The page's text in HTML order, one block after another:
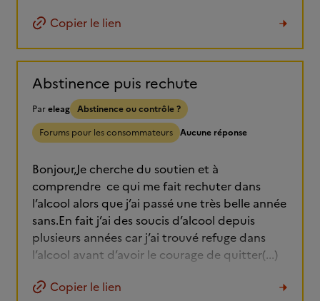
Copier le lien
Abstinence puis rechute
Pareleag Abstinence ou contrôle ?
Forums pour les consommateurs Aucune réponse
Bonjour,Je cherche du soutien et à
comprendre ce qui me fait rechuter dans
l’alcool alors que j’ai passé une très belle année
sans.En fait j’ai des soucis d’alcool depuis
plusieurs années car j’ai trouvé refuge dans
l’alcool avant d’avoir le courage de quitter(...)
Copier le lien